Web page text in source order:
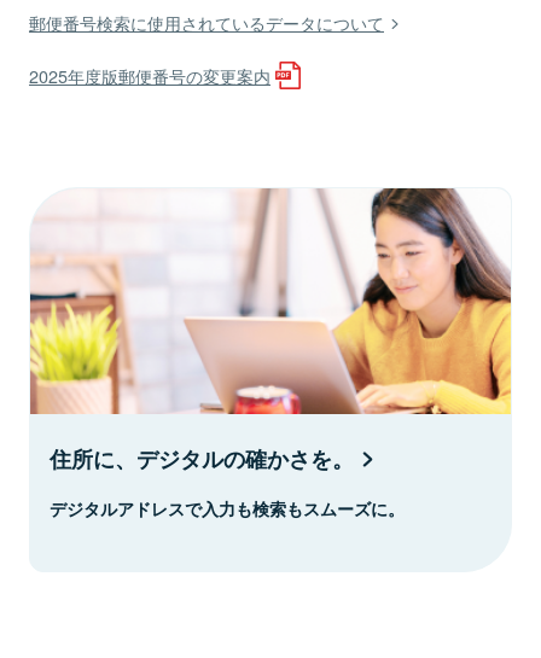
郵便番号検索に使用されているデータについて
2025年度版郵便番号の変更案内
住所に、デジタルの確かさを。
デジタルアドレスで入力も検索もスムーズに。